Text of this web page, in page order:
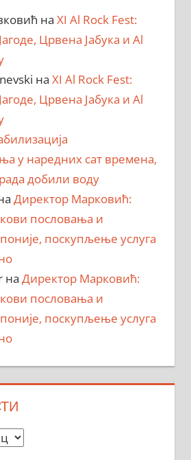
на XI Al Rock Fest:
Црвена Јабука и Al
на XI Al Rock Fest:
Црвена Јабука и Al
у наредних сат времена,
добили воду
Директор Марковић:
пословања и
поскупљење услуга
на Директор Марковић:
пословања и
поскупљење услуга